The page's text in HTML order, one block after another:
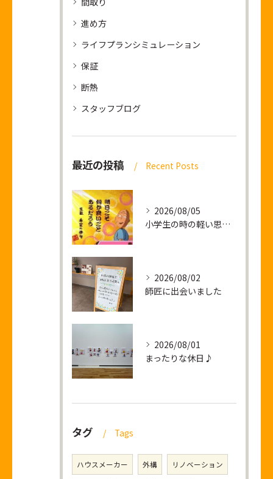
進め方
ライフプランシミュレーション
保証
断熱
スタッフブログ
最近の投稿 Recent Posts
2026/08/05
小学生の時の軽い思い出話し
2026/08/02
師匠に出会いました
2026/08/01
まったりな休日♪
タグ Tags
ハウスメーカー 外構 リノベーション